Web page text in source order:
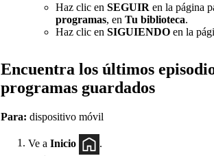
Haz clic en SEGUIR en la página
programas, en Tu biblioteca.
Haz clic en SIGUIENDO en la
Encuentra los últimos
programas guardados
Para: dispositivo móvil
Ve a Inicio